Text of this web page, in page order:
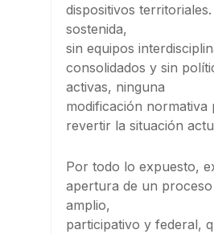
dispositivos
sostenida,
sin equipos
consolidados y sin
activas, ninguna
modificación normativa
revertir la situación
Por todo lo expuesto,
apertura de un proceso
amplio,
participativo y federal,